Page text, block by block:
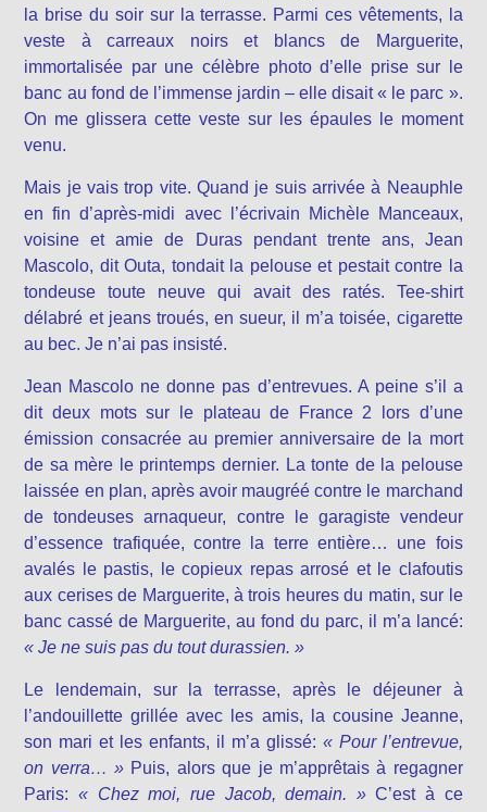
la brise du soir sur la terrasse. Parmi ces vêtements, la
veste à carreaux noirs et blancs de Marguerite,
immortalisée par une célèbre photo d’elle prise sur le
banc au fond de l’immense jardin – elle disait « le parc ».
On me glissera cette veste sur les épaules le moment
venu.
Mais je vais trop vite. Quand je suis arrivée à Neauphle
en fin d’après-midi avec l’écrivain Michèle Manceaux,
voisine et amie de Duras pendant trente ans, Jean
Mascolo, dit Outa, tondait la pelouse et pestait contre la
tondeuse toute neuve qui avait des ratés. Tee-shirt
délabré et jeans troués, en sueur, il m’a toisée, cigarette
au bec. Je n’ai pas insisté.
Jean Mascolo ne donne pas d’entrevues. A peine s’il a
dit deux mots sur le plateau de France 2 lors d’une
émission consacrée au premier anniversaire de la mort
de sa mère le printemps dernier. La tonte de la pelouse
laissée en plan, après avoir maugréé contre le marchand
de tondeuses arnaqueur, contre le garagiste vendeur
d’essence trafiquée, contre la terre entière… une fois
avalés le pastis, le copieux repas arrosé et le clafoutis
aux cerises de Marguerite, à trois heures du matin, sur le
banc cassé de Marguerite, au fond du parc, il m’a lancé:
« Je ne suis pas du tout durassien. »
Le lendemain, sur la terrasse, après le déjeuner à
l’andouillette grillée avec les amis, la cousine Jeanne,
son mari et les enfants, il m’a glissé: « Pour l’entrevue,
on verra… » Puis, alors que je m’apprêtais à regagner
Paris: « Chez moi, rue Jacob, demain. »C’est à ce